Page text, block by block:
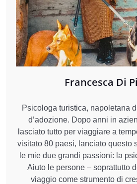
Francesca Di
Psicologa turistica, napoletana
d’adozione. Dopo anni in
lasciato tutto per viaggiare a
visitato 80 paesi, lanciato questo
le mie due grandi passioni: la
Aiuto le persone – soprattutto
viaggio come strumento di